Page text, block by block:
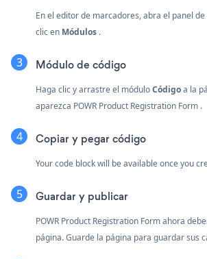
En el editor de marcadores, abra el panel
clic en Módulos .
Módulo de código
Haga clic y arrastre el móduloCódigoa la
aparezca POWR Product Registration Form .
Copiar y pegar código
Your code block will be available once you
Guardar y publicar
POWR Product Registration Form ahora
página. Guarde la página para guardar sus